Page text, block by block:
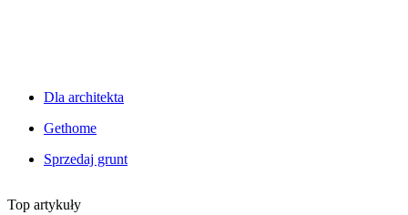
Dla architekta
Gethome
Sprzedaj grunt
Top artykuły